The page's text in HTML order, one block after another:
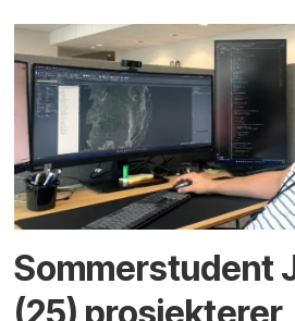
Sommerstudent